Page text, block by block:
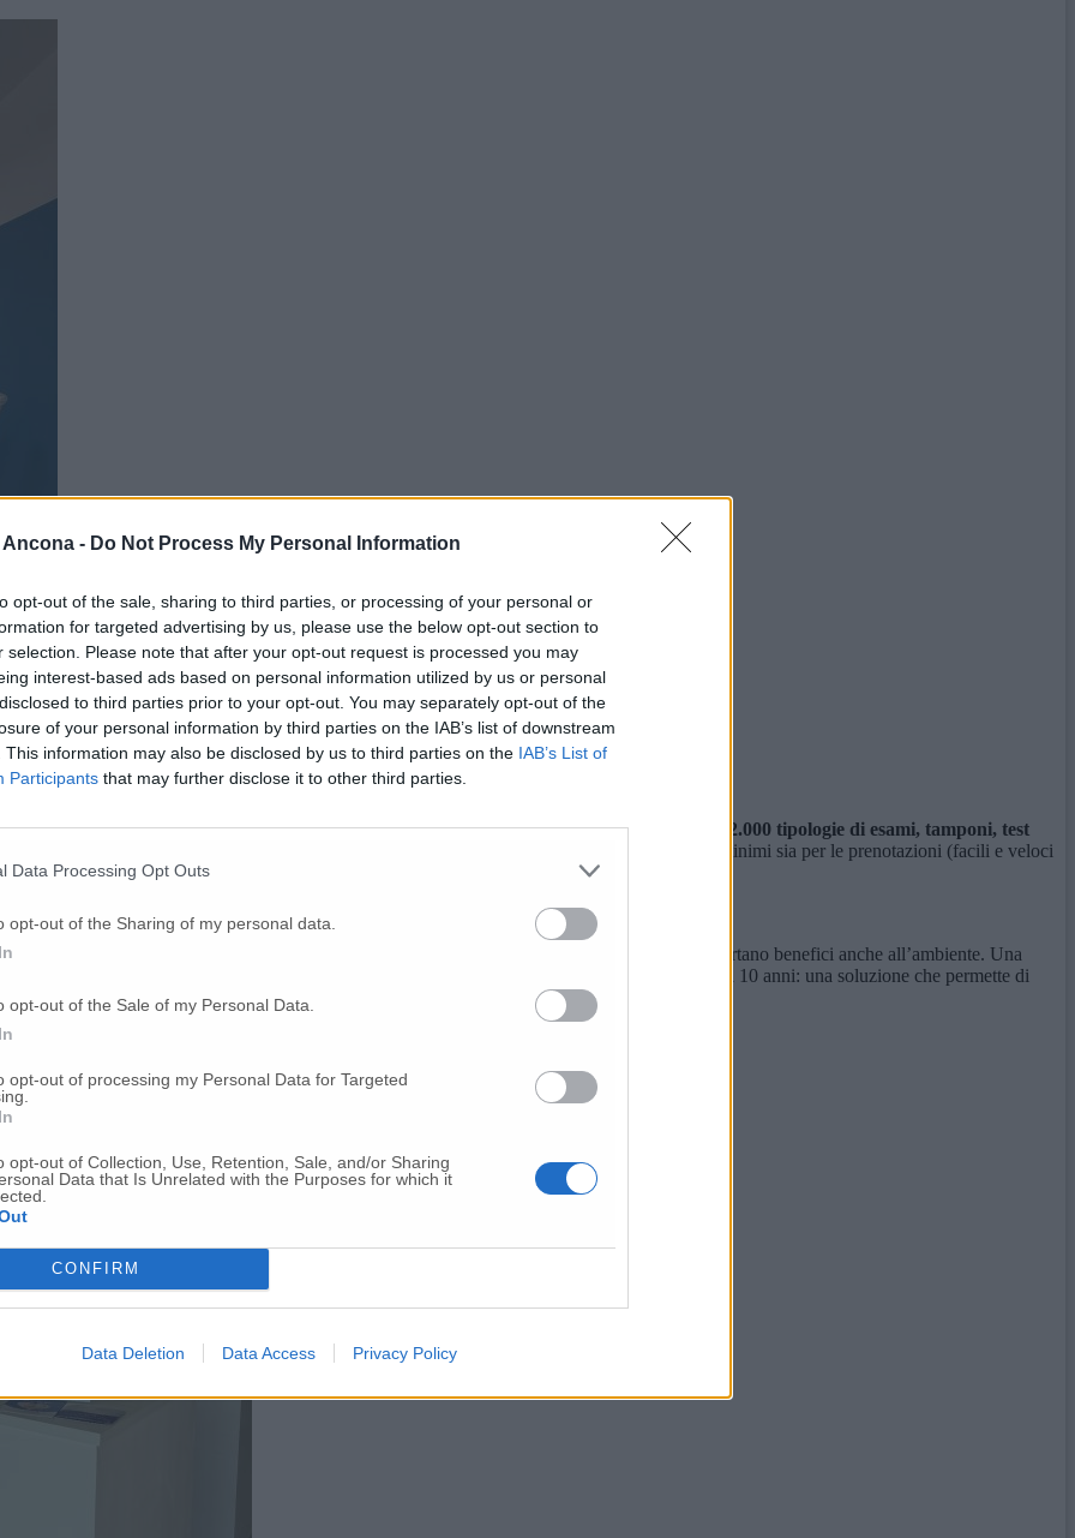
- Do Not Process My Personal Information
opt-out of the sale, sharing to third parties, or processing of your personal or
for targeted advertising by us, please use the below opt-out section to
selection. Please note that after your opt-out request is processed you may
interest-based ads based on personal information utilized by us or personal
to third parties prior to your opt-out. You may separately opt-out of the
of your personal information by third parties on the IAB’s list of downstream
This information may also be disclosed by us to third parties on the IAB’s List of
Participants that may further disclose it to other third parties.
Data Processing Opt Outs
opt-out of the Sharing of my personal data.
opt-out of the Sale of my Personal Data.
opt-out of processing my Personal Data for Targeted
opt-out of Collection, Use, Retention, Sale, and/or Sharing
Data that Is Unrelated with the Purposes for which it
CONFIRM
Data Deletion Data Access Privacy Policy
e qualità dei processi analitici. Alla qualità e alla varietà delle prestazioni offerte
(oltre 2.000 tipologie di esami, tamponi, test
unisce l’attenzione ad aspetti come il comfort e la rapidità delle risposte, con tempi di attesa minimi sia per le prenotazioni (facili e veloci
per curare e monitorare il proprio stato di salute e benessere, a ogni età.
a tutti quei servizi digitali che semplificano la vita delle persone, fanno risparmiare tempo e portano benefici anche all’ambiente. Una
che consente ai pazienti di consultare referti e fatture online con archiviazione sicura fino a 10 anni: una soluzione che permette di
e seguire nel tempo il proprio percorso di salute.